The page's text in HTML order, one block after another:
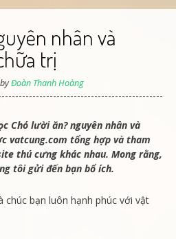
nhân và
trị
byĐoàn Thanh Hoàng
Chó lười ăn? nguyên nhân và
vatcung.com tổng hợp và tham
thú cưng khác nhau. Mong rằng,
tôi gửi đến bạn bổ ích.
chúc bạn luôn hạnh phúc với vật